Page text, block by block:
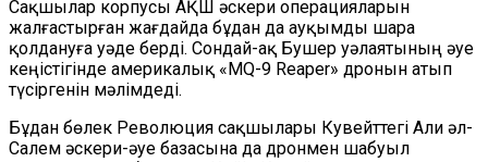
Сақшылар корпусы АҚШ әскери операцияларын
жалғастырған жағдайда бұдан да ауқымды шара
қолдануға уәде берді. Сондай-ақ Бушер уәлаятының әуе
кеңістігінде америкалық «MQ-9 Reaper» дронын атып
түсіргенін мәлімдеді.
Бұдан бөлек Революция сақшылары Кувейттегі Али әл-
Салем әскери-әуе базасына да дронмен шабуыл